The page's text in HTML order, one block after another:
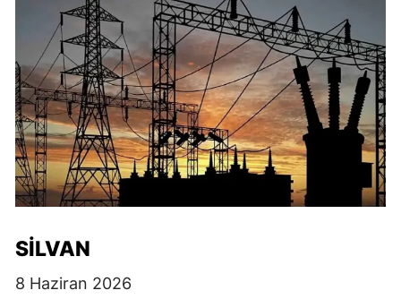
SİLVAN
8 Haziran 2026